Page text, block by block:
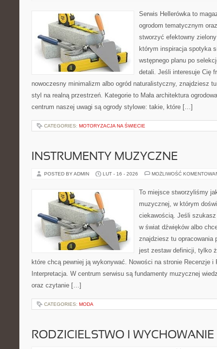
Serwis Hellerówka to
ogrodom tematycznym
stworzyć efektowny
którym inspiracja spotyka
wstępnego planu po
detali. Jeśli interesuje Cię
nowoczesny minimalizm albo ogród naturalistyczny, znajdziesz
styl na realną przestrzeń. Kategorie to Mała architektura
centrum naszej uwagi są ogrody stylowe: takie, które […]
CATEGORIES: MOTORYZACJA NA ŚWIECIE
INSTRUMENTY MUZYCZNE
POSTED BY ADMIN LUT - 16 - 2026 MOŻLIWOŚĆ
To miejsce stworzyliśmy
muzycznej, w którym
ciekawością. Jeśli
w świat dźwięków albo
znajdziesz tu opracowania
jest zestaw definicji, tylko
które chcą pewniej ją wykonywać. Nowości na stronie Recenzje i
Interpretacja. W centrum serwisu są fundamenty muzycznej
oraz czytanie […]
CATEGORIES: MODA
RODZICIELSTWO I WYCHOWANIE